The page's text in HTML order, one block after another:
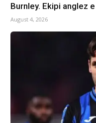
Burnley. Ekipi anglez
August 4, 2026